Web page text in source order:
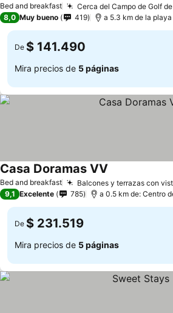
Bed and breakfast Cerca del Campo de Golf
8,0 Muy bueno 419 a 5.3 km de la playa
De $ 141.490
Mira precios de 5 páginas
Bed and breakfast Balcones y terrazas con
Casa Doramas VV
9,1 Excelente 785 a 0.5 km de: Centro
De $ 231.519
Mira precios de 5 páginas